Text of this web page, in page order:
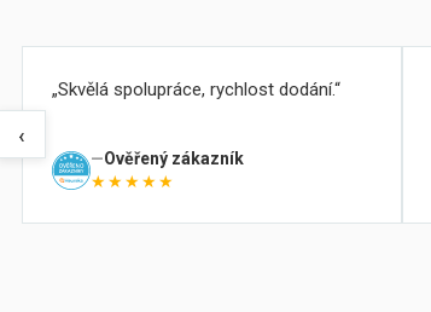
‹
Skvělá spolupráce, rychlost dodání.
Ověřený zákazník
★★★★★